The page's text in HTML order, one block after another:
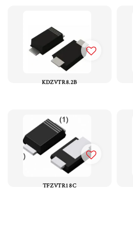
KDZVTR8.2B
TFZVTR18C